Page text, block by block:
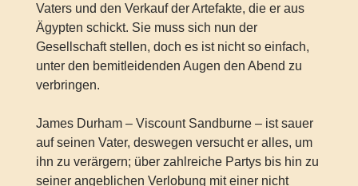
Vaters und den Verkauf der Artefakte, die er aus
Ägypten schickt. Sie muss sich nun der
Gesellschaft stellen, doch es ist nicht so einfach,
unter den bemitleidenden Augen den Abend zu
verbringen.
James Durham – Viscount Sandburne – ist sauer
auf seinen Vater, deswegen versucht er alles, um
ihn zu verärgern; über zahlreiche Partys bis hin zu
seiner angeblichen Verlobung mit einer nicht